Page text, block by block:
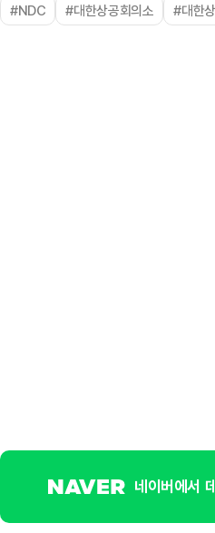
#NDC #대한상공회의소 #대한
네이버에서